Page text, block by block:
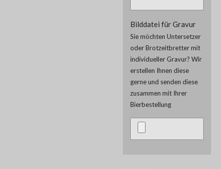
Bilddatei für Gravur
Sie möchten Untersetzer
oder Brotzeitbretter mit
individueller Gravur? Wir
erstellen Ihnen diese
gerne und senden diese
zusammen mit Ihrer
Bierbestellung